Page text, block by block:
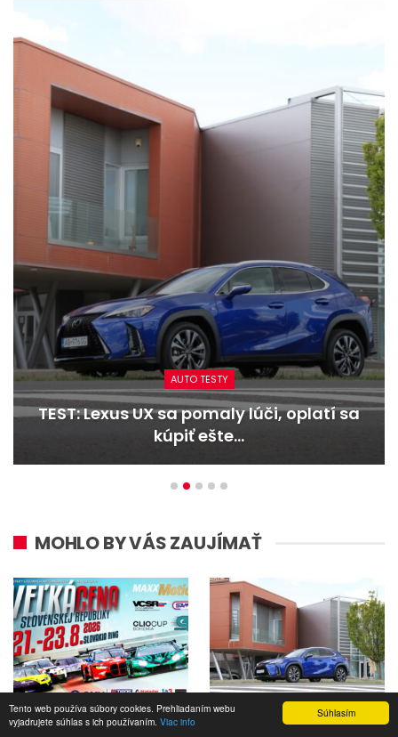
Súhlasím
Tento web používa súbory cookies. Prehliadaním webu
vyjadrujete súhlas s ich používaním. Viac info
AUTO TESTY
TEST: Dacia Duster hybrid-G 150 4×4 –
Trojitý útok
MOHLO BY VÁS ZAUJÍMAŤ
Túto akciu nesmieš
vynechať!
TEST: Lexus UX sa pomaly